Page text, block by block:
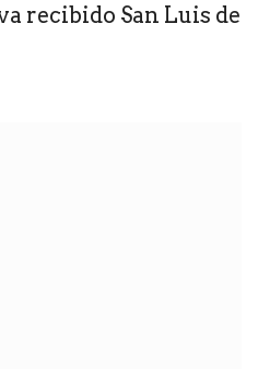
recibido San Luis de